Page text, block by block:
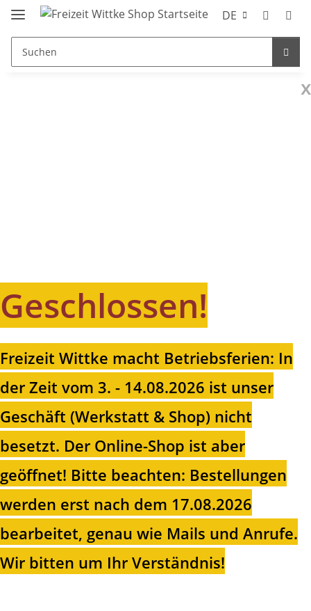
DE
x
Geschlossen!
Freizeit Wittke macht Betriebsferien: In
der Zeit vom 3. - 14.08.2026 ist unser
Geschäft (Werkstatt & Shop) nicht
besetzt. Der Online-Shop ist aber
geöffnet! Bitte beachten: Bestellungen
werden erst nach dem 17.08.2026
bearbeitet, genau wie Mails und Anrufe.
Wir bitten um Ihr Verständnis!